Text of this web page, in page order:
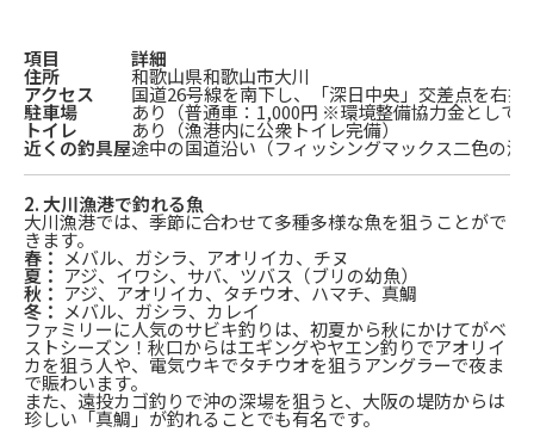
項目 詳細
住所 和歌山県和歌山市大川
アクセス 国道26号線を南下し、「深日中央」交差点を右折
駐車場 あり（普通車：1,000円 ※環境整備協力金として
トイレ あり（漁港内に公衆トイレ完備）
近くの釣具屋途中の国道沿い（フィッシングマックス二色の
2. 大川漁港で釣れる魚
大川漁港では、季節に合わせて多種多様な魚を狙うことがで
きます。
春： メバル、ガシラ、アオリイカ、チヌ
夏： アジ、イワシ、サバ、ツバス（ブリの幼魚）
秋： アジ、アオリイカ、タチウオ、ハマチ、真鯛
冬： メバル、ガシラ、カレイ
ファミリーに人気のサビキ釣りは、初夏から秋にかけてがベ
ストシーズン！秋口からはエギングやヤエン釣りでアオリイ
カを狙う人や、電気ウキでタチウオを狙うアングラーで夜ま
で賑わいます。
また、遠投カゴ釣りで沖の深場を狙うと、大阪の堤防からは
珍しい「真鯛」が釣れることでも有名です。